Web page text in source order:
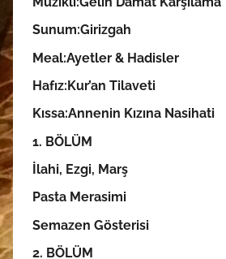
Sunum:Girizgah
Meal:Ayetler & Hadisler
Hafız:Kur’an Tilaveti
Kıssa:Annenin Kızına Nasihati
1. BÖLÜM
İlahi, Ezgi, Marş
Pasta Merasimi
Semazen Gösterisi
2. BÖLÜM